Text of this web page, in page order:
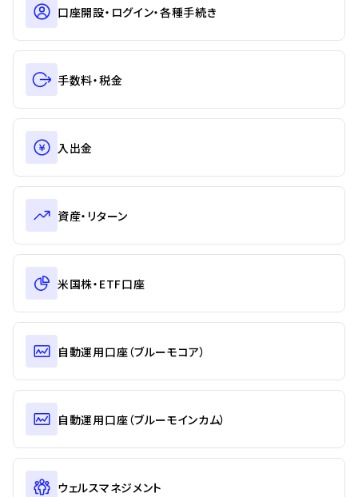
口座開設・ログイン・各種手続き
手数料・税金
入出金
資産・リターン
米国株・ETF口座
自動運用口座（ブルーモコア）
自動運用口座（ブルーモインカム）
ウェルスマネジメント